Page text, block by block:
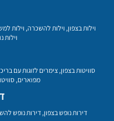
וילות בצפון, וילות להשכרה, וילות
וילות
סוויטות בצפון,צימרים לזוגות עם
מפוארים,
דירות נופש בצפון, דירות נופש